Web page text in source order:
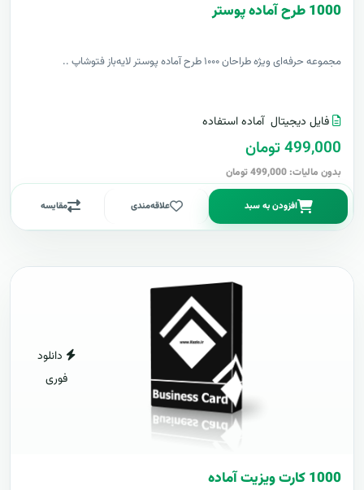
1000 طرح آماده پوستر
مجموعه حرفه‌ای ویژه طراحان ۱۰۰۰ طرح آماده پوستر لایه‌باز فتوشاپ ..
فایل دیجیتال آماده استفاده
499,000 تومان
بدون مالیات: 499,000 تومان
افزودن به سبد علاقه‌مندی مقایسه
دانلود
فوری
1000 کارت ويزيت آماده